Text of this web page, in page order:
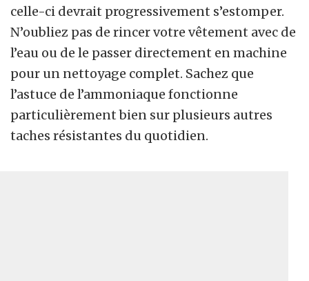
celle-ci devrait progressivement s’estomper.
N’oubliez pas de rincer votre vêtement avec de
l’eau ou de le passer directement en machine
pour un nettoyage complet. Sachez que
l’astuce de l’ammoniaque fonctionne
particulièrement bien sur plusieurs autres
taches résistantes du quotidien.